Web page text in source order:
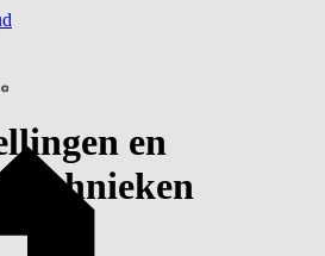
en
technieken